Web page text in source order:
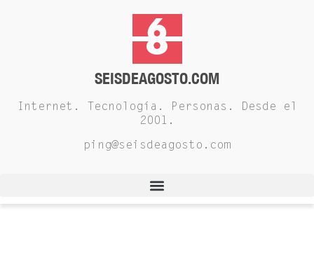
SEISDEAGOSTO.COM
Internet. Tecnología. Personas. Desde el
2001.
ping@seisdeagosto.com